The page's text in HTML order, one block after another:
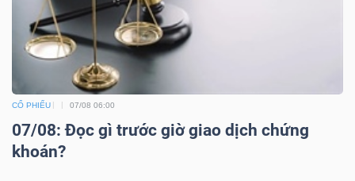
CỔ PHIẾU 07/08 06:00
07/08: Đọc gì trước giờ giao dịch chứng
khoán?